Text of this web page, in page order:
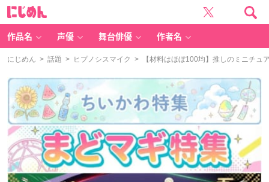
作品名 声優 舞台俳優 作者名
にじめん > 話題 > ヒプノシスマイク > 【材料はほぼ100均】推しのミニチュ